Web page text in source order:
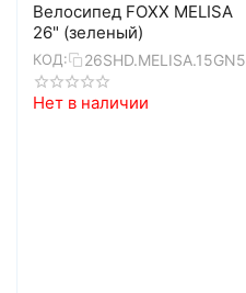
Велосипед FOXX MELISA
26" (зеленый)
КОД: 26SHD.MELISA.15GN5
Нет в наличии